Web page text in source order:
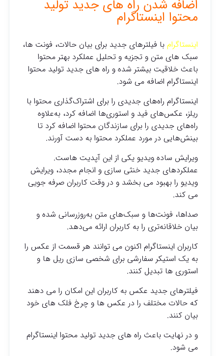
اضافه شدن راه های جدید تولید
محتوا اینستاگرام
اینستاگرام با فیلترهای جدید برای بیان حالات، فونت ها،
سبک های متن و تجزیه و تحلیل عملکرد بهتر محتوا
باعث خلاقیت بیشتر شده و راه های جدید تولید محتوا
اینستاگرام اضافه می شود.
اینستاگرام راه‌های جدیدی را برای اشتراک‌گذاری محتوا با
ریلز، عکس‌های فید و استوری‌ها اضافه کرد، به‌علاوه
راه‌های جدیدی را برای سازندگان محتوا اضافه کرد تا
بینش‌هایی در مورد عملکرد محتوا به دست آورند.
ویرایش ساده ویدیو یکی از این آپدیت هاست.
عملکردهای جدید خنثی سازی و انجام مجدد، ویرایش
ویدیو را بهبود می بخشد و در وقت کاربران صرفه جویی
می کند.
صداها، فونت‌ها و سبک‌های متن به‌روزرسانی شده و
بیان خلاقانه‌تری را به کاربران ارائه می‌دهد.
کاربران اینستاگرام اکنون می توانند هر قسمت از عکس را
به یک استیکر سفارشی برای شخصی سازی ریل ها و
استوری ها تبدیل کنند.
فیلترهای جدید عکس به کاربران این امکان را می دهند
که حالات مختلف را در عکس ها و چرخ فلک های خود
بیان کنند.
و در نهایت باعث راه های جدید تولید محتوا اینستاگرام
می شود.